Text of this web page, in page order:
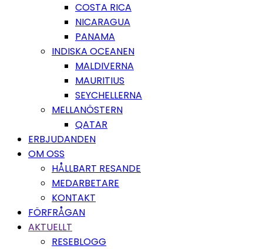
COSTA RICA
NICARAGUA
PANAMA
INDISKA OCEANEN
MALDIVERNA
MAURITIUS
SEYCHELLERNA
MELLANÖSTERN
QATAR
ERBJUDANDEN
OM OSS
HÅLLBART RESANDE
MEDARBETARE
KONTAKT
FÖRFRÅGAN
AKTUELLT
RESEBLOGG